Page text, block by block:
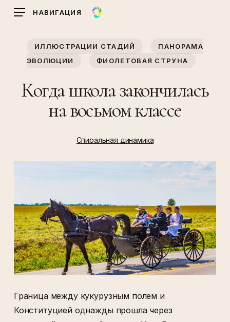
Skip
НАВИГАЦИЯ
ИЛЛЮСТРАЦИИ СТАДИЙ
ПАНОРАМА
ЭВОЛЮЦИИ
ФИОЛЕТОВАЯ СТРУНА
Когда школа закончилась
на восьмом классе
Спиральная динамика
Граница между кукурузным полем и
Конституцией однажды прошла через